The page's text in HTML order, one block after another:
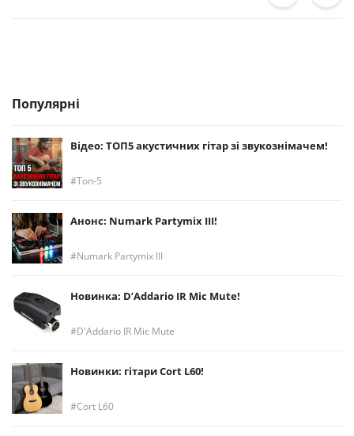
Популярні
Відео: ТОП5 акустичних гітар зі звукознімачем!
Топ-5
Анонс: Numark Partymix III!
Numark Partymix III
Новинка: D’Addario IR Mic Mute!
D'Addario IR Mic Mute
Новинки: гітари Cort L60!
Cort L60